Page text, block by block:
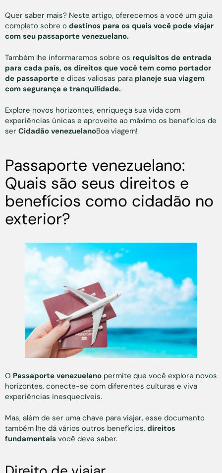
Quer saber mais? Neste artigo, oferecemos a você um guia
completo sobre o destinos para os quais você pode viajar
com seu passaporte venezuelano.
Também lhe informaremos sobre os requisitos de entrada
para cada país, os direitos que você tem como portador
de passaporte e dicas valiosas para planeje sua viagem
com segurança e tranquilidade.
Explore novos horizontes, enriqueça sua vida com
experiências únicas e aproveite ao máximo os benefícios de
ser Cidadão venezuelanoBoa viagem!
Passaporte venezuelano:
Quais são seus direitos e
benefícios como cidadão no
exterior?
O Passaporte venezuelano permite que você explore novos
horizontes, conecte-se com diferentes culturas e viva
experiências inesquecíveis.
Mas, além de ser uma chave para viajar, esse documento
também lhe dá vários outros benefícios. direitos
fundamentais você deve saber.